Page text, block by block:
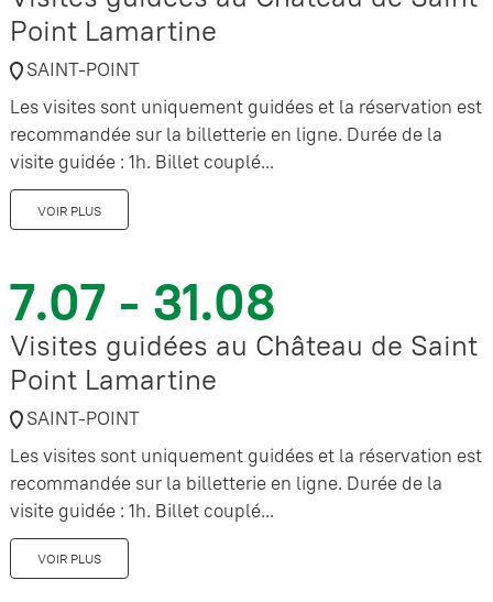
Point Lamartine
SAINT-POINT
Les visites sont uniquement guidées et la réservation est
recommandée sur la billetterie en ligne. Durée de la
visite guidée : 1h. Billet couplé...
VOIR PLUS
7.07 - 31.08
Visites guidées au Château de Saint
Point Lamartine
SAINT-POINT
Les visites sont uniquement guidées et la réservation est
recommandée sur la billetterie en ligne. Durée de la
visite guidée : 1h. Billet couplé...
VOIR PLUS